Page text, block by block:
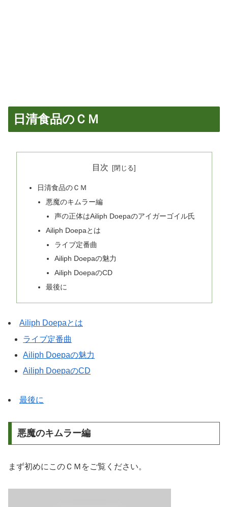
日清食品のＣＭ
目次
日清食品のＣＭ
悪魔のキムラー編
声の正体はAiliph Doepaのアイガーゴイル氏
Ailiph Doepaとは
ライブ定番曲
Ailiph Doepaの魅力
Ailiph DoepaのCD
最後に
Ailiph Doepaとは
ライブ定番曲
Ailiph Doepaの魅力
Ailiph DoepaのCD
最後に
悪魔のキムラー編
まず初めにこのＣＭをご覧ください。